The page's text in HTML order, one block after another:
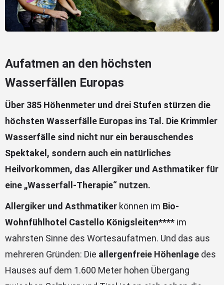
Aufatmen an den höchsten
Wasserfällen Europas
Über 385 Höhenmeter und drei Stufen stürzen die
höchsten Wasserfälle Europas ins Tal. Die Krimmler
Wasserfälle sind nicht nur ein berauschendes
Spektakel, sondern auch ein natürliches
Heilvorkommen, das Allergiker und Asthmatiker für
eine „Wasserfall-Therapie“ nutzen.
Allergiker und Asthmatiker können im Bio-
Wohnfühlhotel Castello Königsleiten**** im
wahrsten Sinne des Wortesaufatmen. Und das aus
mehreren Gründen: Die allergenfreie Höhenlage des
Hauses auf dem 1.600 Meter hohen Übergang